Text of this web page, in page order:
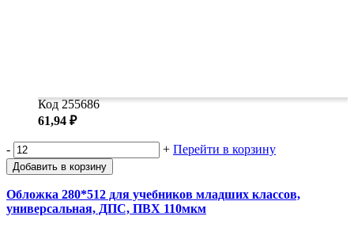
Код 255686
61,94 ₽
- + Перейти в корзину
Добавить в корзину
Обложка 280*512 для учебников младших классов,
универсальная, ДПС, ПВХ 110мкм